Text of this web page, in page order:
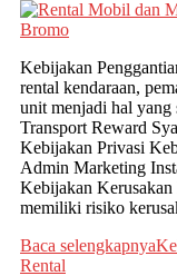
Kebijakan
rental kendaraan,
unit menjadi hal
Transport Reward
Kebijakan Privasi
Admin Marketing
Kebijakan Kerusakan
memiliki risiko
Baca selengkapnya
Rental